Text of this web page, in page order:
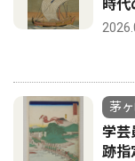
時代
茅ヶ
学芸
跡指